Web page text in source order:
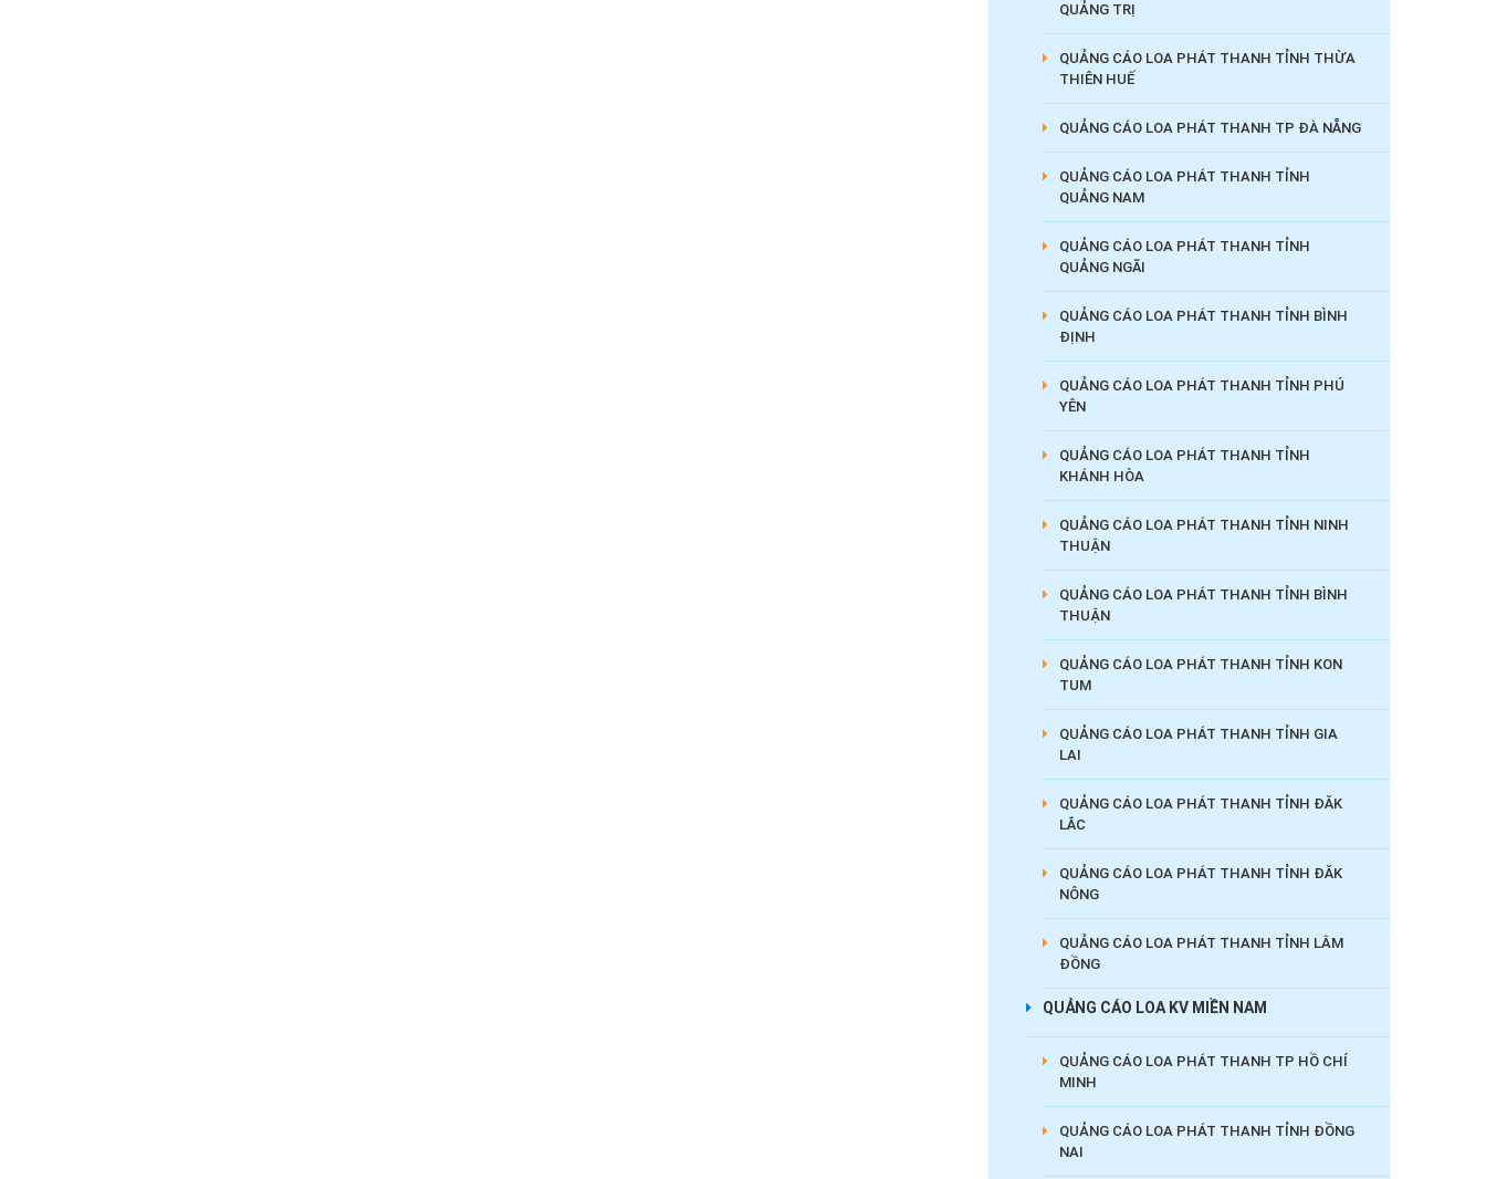
QUẢNG TRỊ
QUẢNG CÁO LOA PHÁT THANH TỈNH THỪA
THIÊN HUẾ
QUẢNG CÁO LOA PHÁT THANH TP ĐÀ NẴNG
QUẢNG CÁO LOA PHÁT THANH TỈNH
QUẢNG NAM
QUẢNG CÁO LOA PHÁT THANH TỈNH
QUẢNG NGÃI
QUẢNG CÁO LOA PHÁT THANH TỈNH BÌNH
ĐỊNH
QUẢNG CÁO LOA PHÁT THANH TỈNH PHÚ
YÊN
QUẢNG CÁO LOA PHÁT THANH TỈNH
KHÁNH HÒA
QUẢNG CÁO LOA PHÁT THANH TỈNH NINH
THUẬN
QUẢNG CÁO LOA PHÁT THANH TỈNH BÌNH
THUẬN
QUẢNG CÁO LOA PHÁT THANH TỈNH KON
TUM
QUẢNG CÁO LOA PHÁT THANH TỈNH GIA
LAI
QUẢNG CÁO LOA PHÁT THANH TỈNH ĐĂK
LẮC
QUẢNG CÁO LOA PHÁT THANH TỈNH ĐĂK
NÔNG
QUẢNG CÁO LOA PHÁT THANH TỈNH LÂM
ĐỒNG
QUẢNG CÁO LOA KV MIỀN NAM
QUẢNG CÁO LOA PHÁT THANH TP HỒ CHÍ
MINH
QUẢNG CÁO LOA PHÁT THANH TỈNH ĐỒNG
NAI